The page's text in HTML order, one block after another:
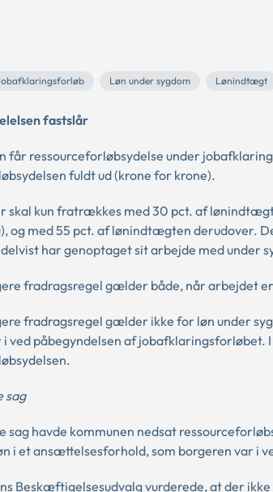
Løn under sygdom Lønindtægt
fastslår
får ressourceforløbsydelse under
fuldt ud (krone for krone).
kun fratrækkes med 30 pct. af
og med 55 pct. af lønindtægten derudover.
har genoptaget sit arbejde med under
fradragsregel gælder både, når arbejdet
fradragsregel gælder ikke for løn under
i ved påbegyndelsen af jobafklaringsforløbet.
sag
sag havde kommunen nedsat
i et ansættelsesforhold, som borgeren var i
Beskæftigelsesudvalg vurderede, at der